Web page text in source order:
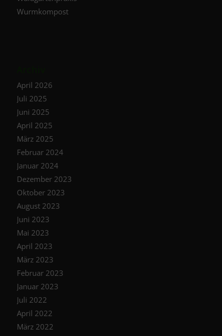
Wurmkompost
April 2026
Juli 2025
Juni 2025
April 2025
März 2025
Februar 2024
Januar 2024
Dezember 2023
Oktober 2023
August 2023
Juni 2023
Mai 2023
April 2023
März 2023
Februar 2023
Januar 2023
Juli 2022
April 2022
März 2022